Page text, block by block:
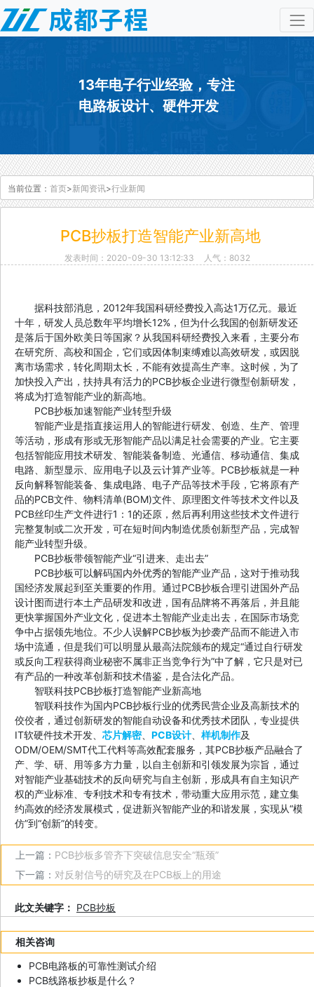
13年电子行业经验，专注
电路板设计、硬件开发
当前位置： 首页>新闻资讯>行业新闻
PCB抄板打造智能产业新高地
发表时间：2020-09-30 13:12:33 人气：8032
据科技部消息，2012年我国科研经费投入高达1万亿元。最近
十年，研发人员总数年平均增长12%，但为什么我国的创新研发还
是落后于国外欧美日等国家？从我国科研经费投入来看，主要分布
在研究所、高校和国企，它们或因体制束缚难以高效研发，或因脱
离市场需求，转化周期太长，不能有效提高生产率。这时候，为了
加快投入产出，扶持具有活力的PCB抄板企业进行微型创新研发，
将成为打造智能产业的新高地。
PCB抄板加速智能产业转型升级
智能产业是指直接运用人的智能进行研发、创造、生产、管理
等活动，形成有形或无形智能产品以满足社会需要的产业。它主要
包括智能应用技术研发、智能装备制造、光通信、移动通信、集成
电路、新型显示、应用电子以及云计算产业等。PCB抄板就是一种
反向解释智能装备、集成电路、电子产品等技术手段，它将原有产
品的PCB文件、物料清单(BOM)文件、原理图文件等技术文件以及
PCB丝印生产文件进行1：1的还原，然后再利用这些技术文件进行
完整复制或二次开发，可在短时间内制造优质创新型产品，完成智
能产业转型升级。
PCB抄板带领智能产业“引进来、走出去”
PCB抄板可以解码国内外优秀的智能产业产品，这对于推动我
国经济发展起到至关重要的作用。通过PCB抄板合理引进国外产品
设计图而进行本土产品研发和改进，国有品牌将不再落后，并且能
更快掌握国外产业文化，促进本土智能产业走出去，在国际市场竞
争中占据领先地位。不少人误解PCB抄板为抄袭产品而不能进入市
场中流通，但是我们可以明显从最高法院颁布的规定“通过自行研发
或反向工程获得商业秘密不属非正当竞争行为”中了解，它只是对已
有产品的一种改革创新和技术借鉴，是合法化产品。
智联科技PCB抄板打造智能产业新高地
智联科技作为国内PCB抄板行业的优秀民营企业及高新技术的
佼佼者，通过创新研发的智能自动设备和优秀技术团队，专业提供
IT软硬件技术开发、 芯片解密、 PCB设计 样机制作及
ODM/OEM/SMT代工代料等高效配套服务，其PCB抄板产品融合了
产、学、研、用等多方力量，以自主创新和引领发展为宗旨，通过
对智能产业基础技术的反向研究与自主创新，形成具有自主知识产
权的产业标准、专利技术和专有技术，带动重大应用示范，建立集
约高效的经济发展模式，促进新兴智能产业的和谐发展，实现从“模
仿”到“创新”的转变。
上一篇： PCB抄板多管齐下突破信息安全“瓶颈”
下一篇： 对反射信号的研究及在PCB板上的用途
此文关键字： PCB抄板
相关咨询
PCB电路板的可靠性测试介绍
PCB线路板抄板是什么？